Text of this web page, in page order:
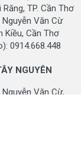
TP. Cần Thơ
Nguyễn Văn Cừ
Kiều, Cần Thơ
0914.668.448
NGUYÊN
Văn Cừ,